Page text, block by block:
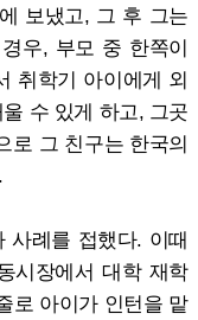
보냈고, 그 후 그는
우, 부모 중 한쪽이
취학기 아이에게 외
수 있게 하고, 그곳
로 그 친구는 한국의
사례를 접했다. 이때
시장에서 대학 재학
로 아이가 인턴을 맡